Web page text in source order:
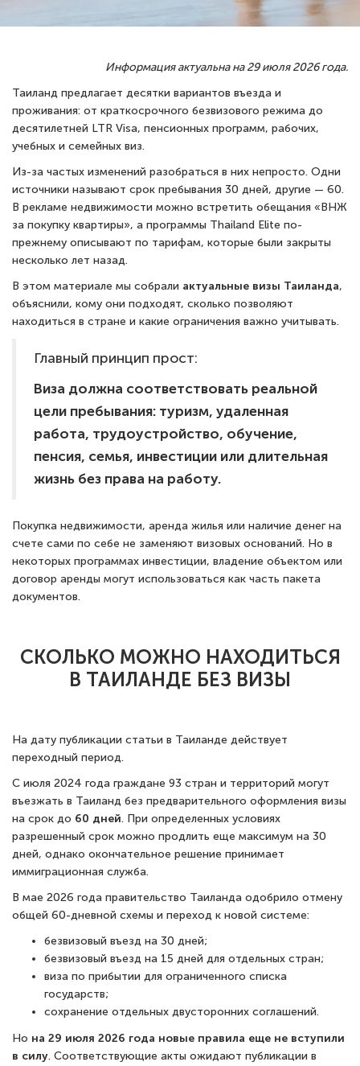
Информация актуальна на 29 июля 2026 года.
Таиланд предлагает десятки вариантов въезда и
проживания: от краткосрочного безвизового режима до
десятилетней LTR Visa, пенсионных программ, рабочих,
учебных и семейных виз.
Из-за частых изменений разобраться в них непросто. Одни
источники называют срок пребывания 30 дней, другие — 60.
В рекламе недвижимости можно встретить обещания «ВНЖ
за покупку квартиры», а программы Thailand Elite по-
прежнему описывают по тарифам, которые были закрыты
несколько лет назад.
В этом материале мы собрали актуальные визы Таиланда,
объяснили, кому они подходят, сколько позволяют
находиться в стране и какие ограничения важно учитывать.
Главный принцип прост:
Виза должна соответствовать реальной
цели пребывания: туризм, удаленная
работа, трудоустройство, обучение,
пенсия, семья, инвестиции или длительная
жизнь без права на работу.
Покупка недвижимости, аренда жилья или наличие денег на
счете сами по себе не заменяют визовых оснований. Но в
некоторых программах инвестиции, владение объектом или
договор аренды могут использоваться как часть пакета
документов.
СКОЛЬКО МОЖНО НАХОДИТЬСЯ
В ТАИЛАНДЕ БЕЗ ВИЗЫ
На дату публикации статьи в Таиланде действует
переходный период.
С июля 2024 года граждане 93 стран и территорий могут
въезжать в Таиланд без предварительного оформления визы
на срок до 60 дней. При определенных условиях
разрешенный срок можно продлить еще максимум на 30
дней, однако окончательное решение принимает
иммиграционная служба.
В мае 2026 года правительство Таиланда одобрило отмену
общей 60-дневной схемы и переход к новой системе:
безвизовый въезд на 30 дней;
безвизовый въезд на 15 дней для отдельных стран;
виза по прибытии для ограниченного списка
государств;
сохранение отдельных двусторонних соглашений.
Но на 29 июля 2026 года новые правила еще не вступили
в силу. Соответствующие акты ожидают публикации в